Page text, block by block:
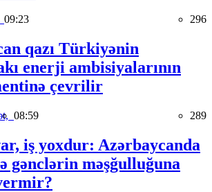
09:23 296
qazı Türkiyənin
enerji ambisiyalarının
çevrilir
08:59 289
iş yoxdur: Azərbaycanda
gənclərin məşğulluğuna